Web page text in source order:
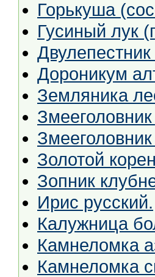
Горькуша
Гусиный лук
Дороникум
Земляника
Золотой
Зопник
Ирис русский.
Калужница
Камнеломка
Камнеломка